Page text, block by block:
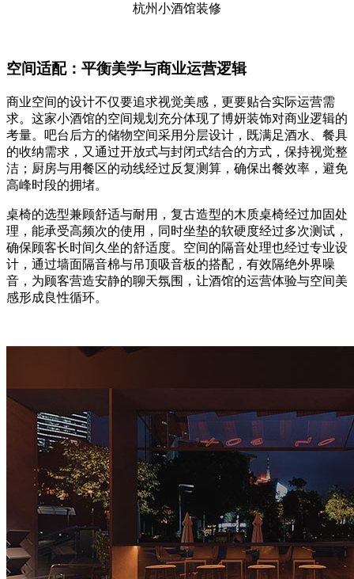
杭州小酒馆装修
空间适配：平衡美学与商业运营逻辑
商业空间的设计不仅要追求视觉美感，更要贴合实际运营需
求。这家小酒馆的空间规划充分体现了博妍装饰对商业逻辑的
考量。吧台后方的储物空间采用分层设计，既满足酒水、餐具
的收纳需求，又通过开放式与封闭式结合的方式，保持视觉整
洁；厨房与用餐区的动线经过反复测算，确保出餐效率，避免
高峰时段的拥堵。
桌椅的选型兼顾舒适与耐用，复古造型的木质桌椅经过加固处
理，能承受高频次的使用，同时坐垫的软硬度经过多次测试，
确保顾客长时间久坐的舒适度。空间的隔音处理也经过专业设
计，通过墙面隔音棉与吊顶吸音板的搭配，有效隔绝外界噪
音，为顾客营造安静的聊天氛围，让酒馆的运营体验与空间美
感形成良性循环。